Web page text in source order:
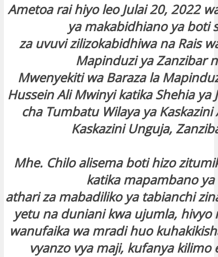
Ametoa rai hiyo leo Julai 20, 2022
ya makabidhiano ya boti
za uvuvi zilizokabidhiwa na Rais
Mapinduzi ya Zanzibar
Mwenyekiti wa Baraza la
Hussein Ali Mwinyi katika Shehia ya
cha Tumbatu Wilaya ya Kaskazini
Kaskazini Unguja,
Mhe. Chilo alisema boti hizo
katika mapambano ya
athari za mabadiliko ya tabianchi
yetu na duniani kwa ujumla, hivyo
wanufaika wa mradi huo
vyanzo vya maji, kufanya kilimo